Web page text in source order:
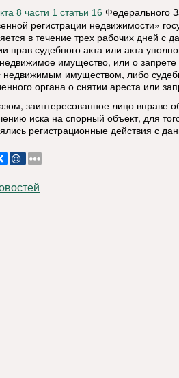
8 части 1 статьи 16 Федерального
регистрации недвижимости»
в течение трех рабочих дней с
прав судебного акта или акта
имущество, или о
недвижимым имуществом, либо
органа о снятии ареста или
заинтересованное лицо вправе
иска на спорный объект, для
регистрационные действия с